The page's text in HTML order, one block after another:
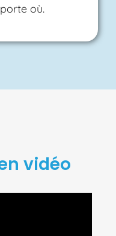
où.
vidéo